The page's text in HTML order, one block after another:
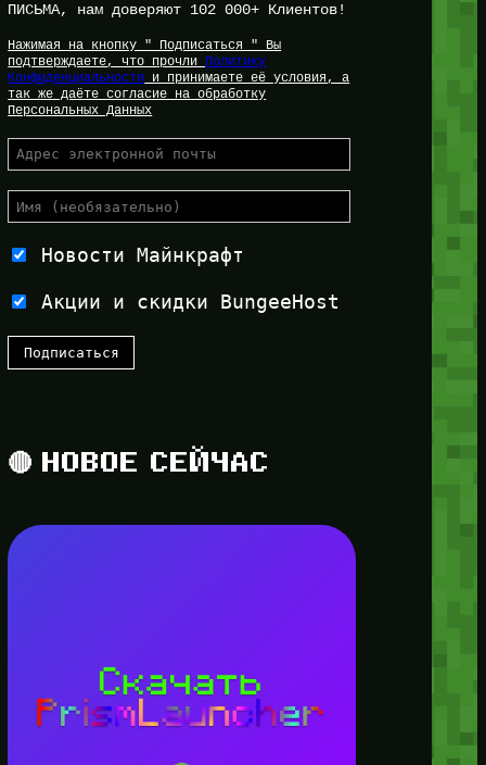
ПИСЬМА, нам доверяют 102 000+ Клиентов!
Нажимая на кнопку " Подписаться " Вы
подтверждаете, что прочли Политику
Конфиденциальности и принимаете её условия, а
так же даёте согласие на обработку
Персональных Данных
Новости Майнкрафт
Акции и скидки BungeeHost
🔴 НОВОЕ СЕЙЧАС